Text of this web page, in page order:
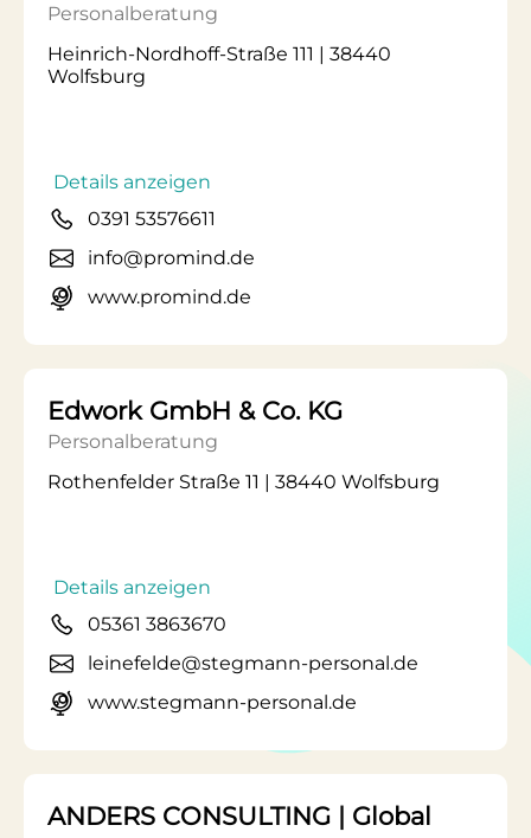
Personalberatung
Heinrich-Nordhoff-Straße 111 | 38440
Wolfsburg
Details anzeigen
0391 53576611
info@promind.de
www.promind.de
Edwork GmbH & Co. KG
Personalberatung
Rothenfelder Straße 11 | 38440 Wolfsburg
Details anzeigen
05361 3863670
leinefelde@stegmann-personal.de
www.stegmann-personal.de
ANDERS CONSULTING | Global